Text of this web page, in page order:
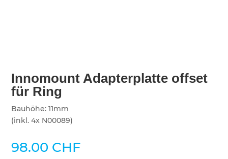
Innomount Adapterplatte offset
für Ring
Bauhöhe: 11mm
(inkl. 4x N00089)
98.00 CHF